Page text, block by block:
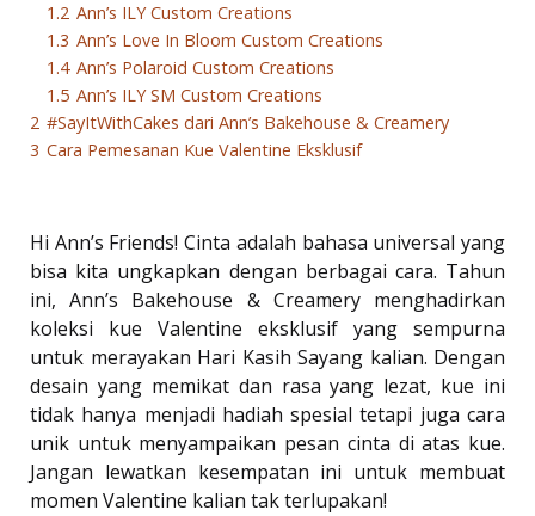
1.2 Ann’s ILY Custom Creations
1.3 Ann’s Love In Bloom Custom Creations
1.4 Ann’s Polaroid Custom Creations
1.5 Ann’s ILY SM Custom Creations
2 #SayItWithCakes dari Ann’s Bakehouse & Creamery
3 Cara Pemesanan Kue Valentine Eksklusif
Hi Ann’s Friends! Cinta adalah bahasa universal yang
bisa kita ungkapkan dengan berbagai cara. Tahun
ini, Ann’s Bakehouse & Creamery menghadirkan
koleksi kue Valentine eksklusif yang sempurna
untuk merayakan Hari Kasih Sayang kalian. Dengan
desain yang memikat dan rasa yang lezat, kue ini
tidak hanya menjadi hadiah spesial tetapi juga cara
unik untuk menyampaikan pesan cinta di atas kue.
Jangan lewatkan kesempatan ini untuk membuat
momen Valentine kalian tak terlupakan!